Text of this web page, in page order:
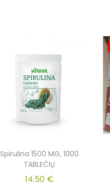
Spirulina 1500 MG, 1000
TABLEČIŲ
14.50 €